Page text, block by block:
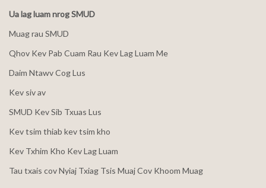
Ua lag luam nrog SMUD
Muag rau SMUD
Qhov Kev Pab Cuam Rau Kev Lag Luam Me
Daim Ntawv Cog Lus
Kev siv av
SMUD Kev Sib Txuas Lus
Kev tsim thiab kev tsim kho
Kev Txhim Kho Kev Lag Luam
Tau txais cov Nyiaj Txiag Tsis Muaj Cov Khoom Muag